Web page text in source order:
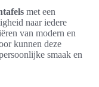
met een
naar iedere
van modern en
kunnen deze
smaak en